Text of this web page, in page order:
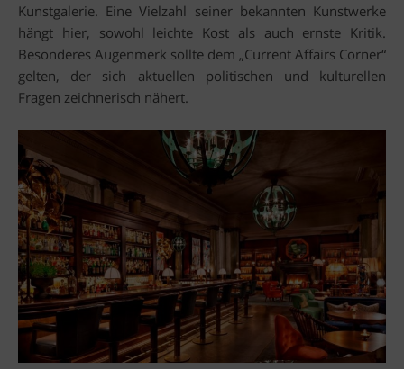
Kunstgalerie. Eine Vielzahl seiner bekannten Kunstwerke
hängt hier, sowohl leichte Kost als auch ernste Kritik.
Besonderes Augenmerk sollte dem „Current Affairs Corner“
gelten, der sich aktuellen politischen und kulturellen
Fragen zeichnerisch nähert.